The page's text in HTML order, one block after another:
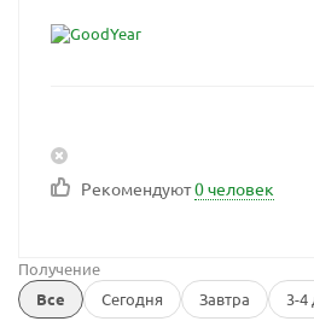
Рекомендуют0 человек
Получение
Все
Сегодня Завтра 3-4